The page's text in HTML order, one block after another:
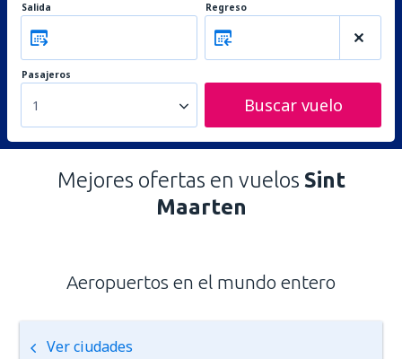
Salida Regreso
Pasajeros
1 Buscar vuelo
Mejores ofertas en vuelos Sint
Maarten
Aeropuertos en el mundo entero
Ver ciudades